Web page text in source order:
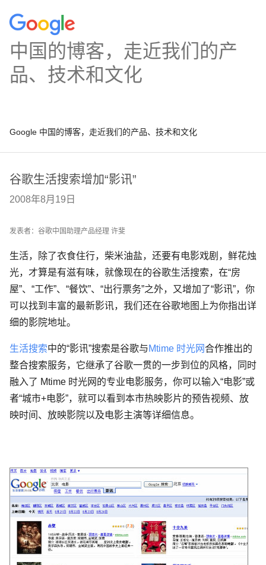
中国的博客，走近我们的产
品、技术和文化
Google 中国的博客，走近我们的产品、技术和文化
谷歌生活搜索增加“影讯”
2008年8月19日
发表者：谷歌中国助理产品经理 许斐
生活，除了衣食住行，柴米油盐，还要有电影戏剧，鲜花烛
光，才算是有滋有味，就像现在的谷歌生活搜索，在“房
屋”、“工作”、“餐饮”、“出行票务”之外，又增加了“影讯”，你
可以找到丰富的最新影讯，我们还在谷歌地图上为你指出详
细的影院地址。
生活搜索中的“影讯”搜索是谷歌与Mtime 时光网合作推出的
整合搜索服务，它继承了谷歌一贯的一步到位的风格，同时
融入了 Mtime 时光网的专业电影服务，你可以输入“电影”或
者“城市+电影”，就可以看到本市热映影片的预告视频、放
映时间、放映影院以及电影主演等详细信息。